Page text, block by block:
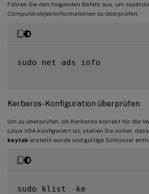
Führen Sie den folgenden Befehl aus, um
Computerobjektinformationen zu überprüfen:
sudo net ads info
Kerberos-Konfiguration überprüfen
Um zu überprüfen, ob Kerberos korrekt für die
Linux VDA konfiguriert ist, stellen Sie sicher,
keytab erstellt wurde und gültige Schlüssel
sudo klist - ke